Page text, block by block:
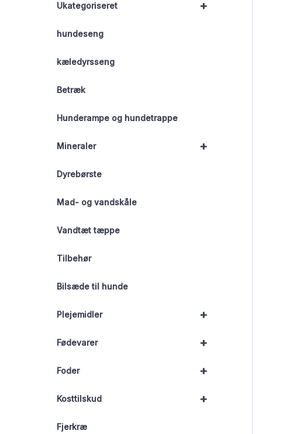
+
Ukategoriseret
hundeseng
kæledyrsseng
Betræk
Hunderampe og hundetrappe
+
Mineraler
Dyrebørste
Mad- og vandskåle
Vandtæt tæppe
Tilbehør
Bilsæde til hunde
+
Plejemidler
+
Fødevarer
+
Foder
+
Kosttilskud
Fjerkræ